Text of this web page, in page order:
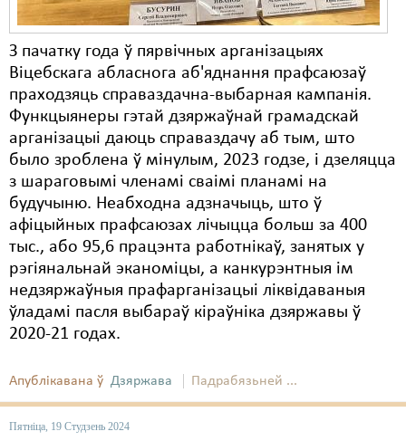
З пачатку года ў пярвічных арганізацыях
Віцебскага абласнога аб'яднання прафсаюзаў
праходзяць справаздачна-выбарная кампанія.
Функцыянеры гэтай дзяржаўнай грамадскай
арганізацыі даюць справаздачу аб тым, што
было зроблена ў мінулым, 2023 годзе, і дзеляцца
з шараговымі членамі сваімі планамі на
будучыню. Неабходна адзначыць, што ў
афіцыйных прафсаюзах лічыцца больш за 400
тыс., або 95,6 працэнта работнікаў, занятых у
рэгіянальнай эканоміцы, а канкурэнтныя ім
недзяржаўныя прафарганізацыі ліквідаваныя
ўладамі пасля выбараў кіраўніка дзяржавы ў
2020-21 годах.
Апублікавана ў Дзяржава Падрабязьней ...
Пятніца, 19 Студзень 2024
Мігранты
Мірныя сходы
Палітвязьні
Праваабаронцы
Правы дзіцяці
Пэнітэнцыярная сыстэма
Распальваньне варожасьці
Рознае
Свабода слова
Свабода сумленьня
Суд
Сьмяротнае пакараньне